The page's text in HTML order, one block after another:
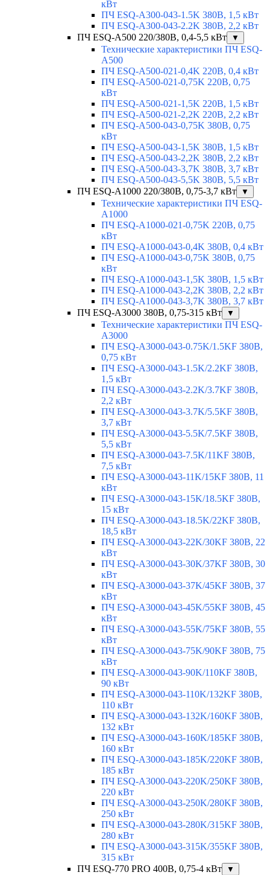
кВт
ПЧ ESQ-A300-043-1.5K 380В, 1,5 кВт
ПЧ ESQ-A300-043-2.2K 380В, 2,2 кВт
ПЧ ESQ-A500 220/380В, 0,4-5,5 кВт
▼
Технические характеристики ПЧ ESQ-
A500
ПЧ ESQ-A500-021-0,4K 220В, 0,4 кВт
ПЧ ESQ-A500-021-0,75K 220В, 0,75
кВт
ПЧ ESQ-A500-021-1,5K 220В, 1,5 кВт
ПЧ ESQ-A500-021-2,2K 220В, 2,2 кВт
ПЧ ESQ-A500-043-0,75K 380В, 0,75
кВт
ПЧ ESQ-A500-043-1,5K 380В, 1,5 кВт
ПЧ ESQ-A500-043-2,2K 380В, 2,2 кВт
ПЧ ESQ-A500-043-3,7K 380В, 3,7 кВт
ПЧ ESQ-A500-043-5,5K 380В, 5,5 кВт
ПЧ ESQ-A1000 220/380В, 0,75-3,7 кВт
▼
Технические характеристики ПЧ ESQ-
A1000
ПЧ ESQ-A1000-021-0,75K 220В, 0,75
кВт
ПЧ ESQ-A1000-043-0,4K 380В, 0,4 кВт
ПЧ ESQ-A1000-043-0,75K 380В, 0,75
кВт
ПЧ ESQ-A1000-043-1,5K 380В, 1,5 кВт
ПЧ ESQ-A1000-043-2,2K 380В, 2,2 кВт
ПЧ ESQ-A1000-043-3,7K 380В, 3,7 кВт
ПЧ ESQ-A3000 380В, 0,75-315 кВт
▼
Технические характеристики ПЧ ESQ-
A3000
ПЧ ESQ-A3000-043-0.75K/1.5KF 380В,
0,75 кВт
ПЧ ESQ-A3000-043-1.5K/2.2KF 380В,
1,5 кВт
ПЧ ESQ-A3000-043-2.2K/3.7KF 380В,
2,2 кВт
ПЧ ESQ-A3000-043-3.7K/5.5KF 380В,
3,7 кВт
ПЧ ESQ-A3000-043-5.5K/7.5KF 380В,
5,5 кВт
ПЧ ESQ-A3000-043-7.5K/11KF 380В,
7,5 кВт
ПЧ ESQ-A3000-043-11K/15KF 380В, 11
кВт
ПЧ ESQ-A3000-043-15K/18.5KF 380В,
15 кВт
ПЧ ESQ-A3000-043-18.5K/22KF 380В,
18,5 кВт
ПЧ ESQ-A3000-043-22K/30KF 380В, 22
кВт
ПЧ ESQ-A3000-043-30K/37KF 380В, 30
кВт
ПЧ ESQ-A3000-043-37K/45KF 380В, 37
кВт
ПЧ ESQ-A3000-043-45K/55KF 380В, 45
кВт
ПЧ ESQ-A3000-043-55K/75KF 380В, 55
кВт
ПЧ ESQ-A3000-043-75K/90KF 380В, 75
кВт
ПЧ ESQ-A3000-043-90K/110KF 380В,
90 кВт
ПЧ ESQ-A3000-043-110K/132KF 380В,
110 кВт
ПЧ ESQ-A3000-043-132K/160KF 380В,
132 кВт
ПЧ ESQ-A3000-043-160K/185KF 380В,
160 кВт
ПЧ ESQ-A3000-043-185K/220KF 380В,
185 кВт
ПЧ ESQ-A3000-043-220K/250KF 380В,
220 кВт
ПЧ ESQ-A3000-043-250K/280KF 380В,
250 кВт
ПЧ ESQ-A3000-043-280K/315KF 380В,
280 кВт
ПЧ ESQ-A3000-043-315K/355KF 380В,
315 кВт
ПЧ ESQ-770 PRO 400В, 0,75-4 кВт
▼